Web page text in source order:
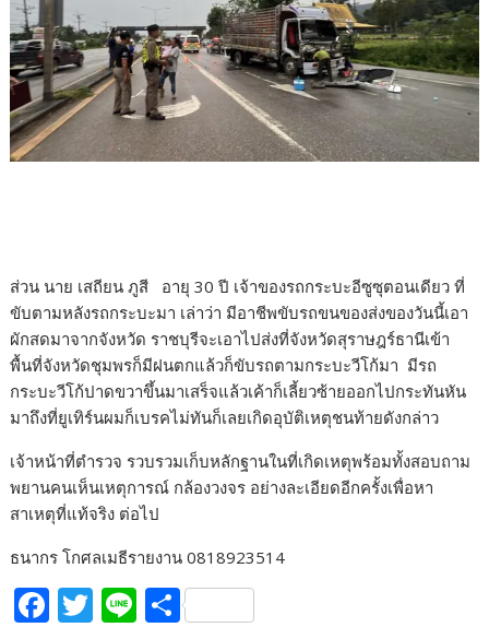
ส่วน นาย เสถียน ภูสี อายุ 30 ปี เจ้าของรถกระบะอีซูซุตอนเดียว ที่
ขับตามหลังรถกระบะมา เล่าว่า มีอาชีพขับรถขนของส่งของวันนี้เอา
ผักสดมาจากจังหวัด ราชบุรีจะเอาไปส่งที่จังหวัดสุราษฎร์ธานีเข้า
พื้นที่จังหวัดชุมพรก็มีฝนตกแล้วก็ขับรถตามกระบะวีโก้มา มีรถ
กระบะวีโก้ปาดขวาขึ้นมาเสร็จแล้วเค้าก็เลี้ยวซ้ายออกไปกระทันหัน
มาถึงที่ยูเทิร์นผมก็เบรคไม่ทันก็เลยเกิดอุบัติเหตุชนท้ายดังกล่าว
เจ้าหน้าที่ตำรวจ รวบรวมเก็บหลักฐานในที่เกิดเหตุพร้อมทั้งสอบถาม
พยานคนเห็นเหตุการณ์ กล้องวงจร อย่างละเอียดอีกครั้งเพื่อหา
สาเหตุที่แท้จริง ต่อไป
ธนากร โกศลเมธีรายงาน 0818923514
F T Li S